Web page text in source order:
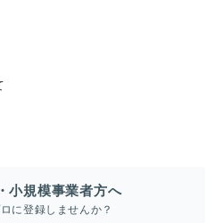
小規模事業者方へ
に登録しませんか？